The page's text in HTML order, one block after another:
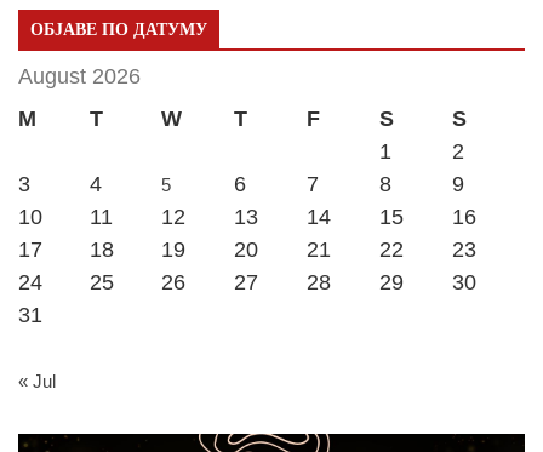
ОБЈАВЕ ПО ДАТУМУ
August 2026
M
T W T F S
S
1
2
3
4 5 6 7 8
9
10
11 12 13 14 15
16
17
18 19 20 21 22
23
24
25 26 27 28 29
30
31
« Jul